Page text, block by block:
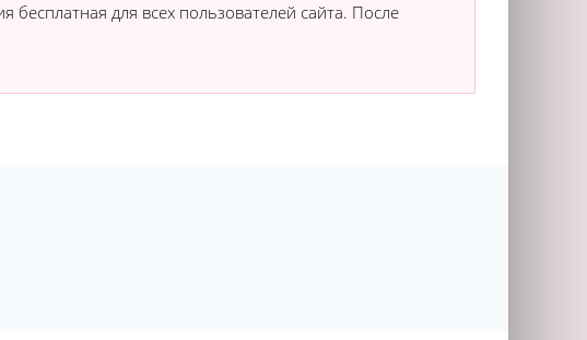
бесплатная для всех пользователей сайта. После